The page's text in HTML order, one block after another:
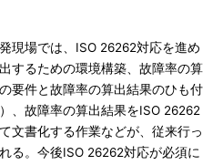
現場では、ISO 26262対応を進め
するための環境構築、故障率の算
要件と故障率の算出結果のひも付
、故障率の算出結果をISO 26262
文書化する作業などが、従来行っ
る。今後ISO 26262対応が必須に